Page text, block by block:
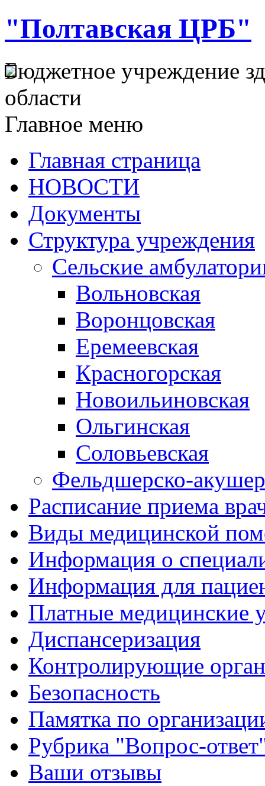
"Полтавская ЦРБ"
Бюджетное учреждение
области
Главное меню
Главная страница
НОВОСТИ
Документы
Структура учреждения
Сельские
Вольновская
Воронцовская
Еремеевская
Красногорская
Новоильиновская
Ольгинская
Соловьевская
Фельдшерско-
Расписание приема
Виды медицинской
Информация о
Информация для
Платные медицинские
Диспансеризация
Контролирующие
Безопасность
Памятка по
Рубрика "Вопрос-
Ваши отзывы